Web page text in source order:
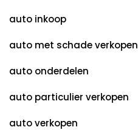
auto inkoop
auto met schade verkopen
auto onderdelen
auto particulier verkopen
auto verkopen